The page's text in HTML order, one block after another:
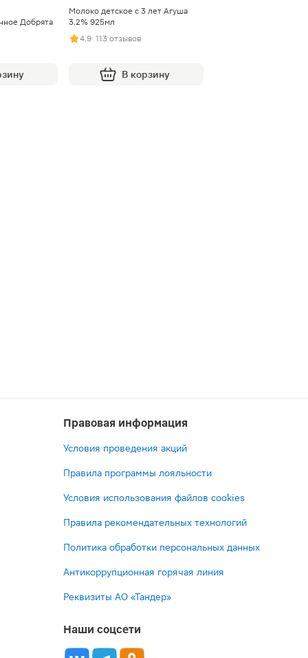
Добрята
Молоко детское с 3 лет Агуша
3.2% 925мл
4.9· 113 отзывов
В корзину
Правовая информация
Условия проведения акций
Правила программы лояльности
Условия использования файлов cookies
Правила рекомендательных технологий
Политика обработки персональных данных
Антикоррупционная горячая линия
Реквизиты АО «Тандер»
Наши соцсети